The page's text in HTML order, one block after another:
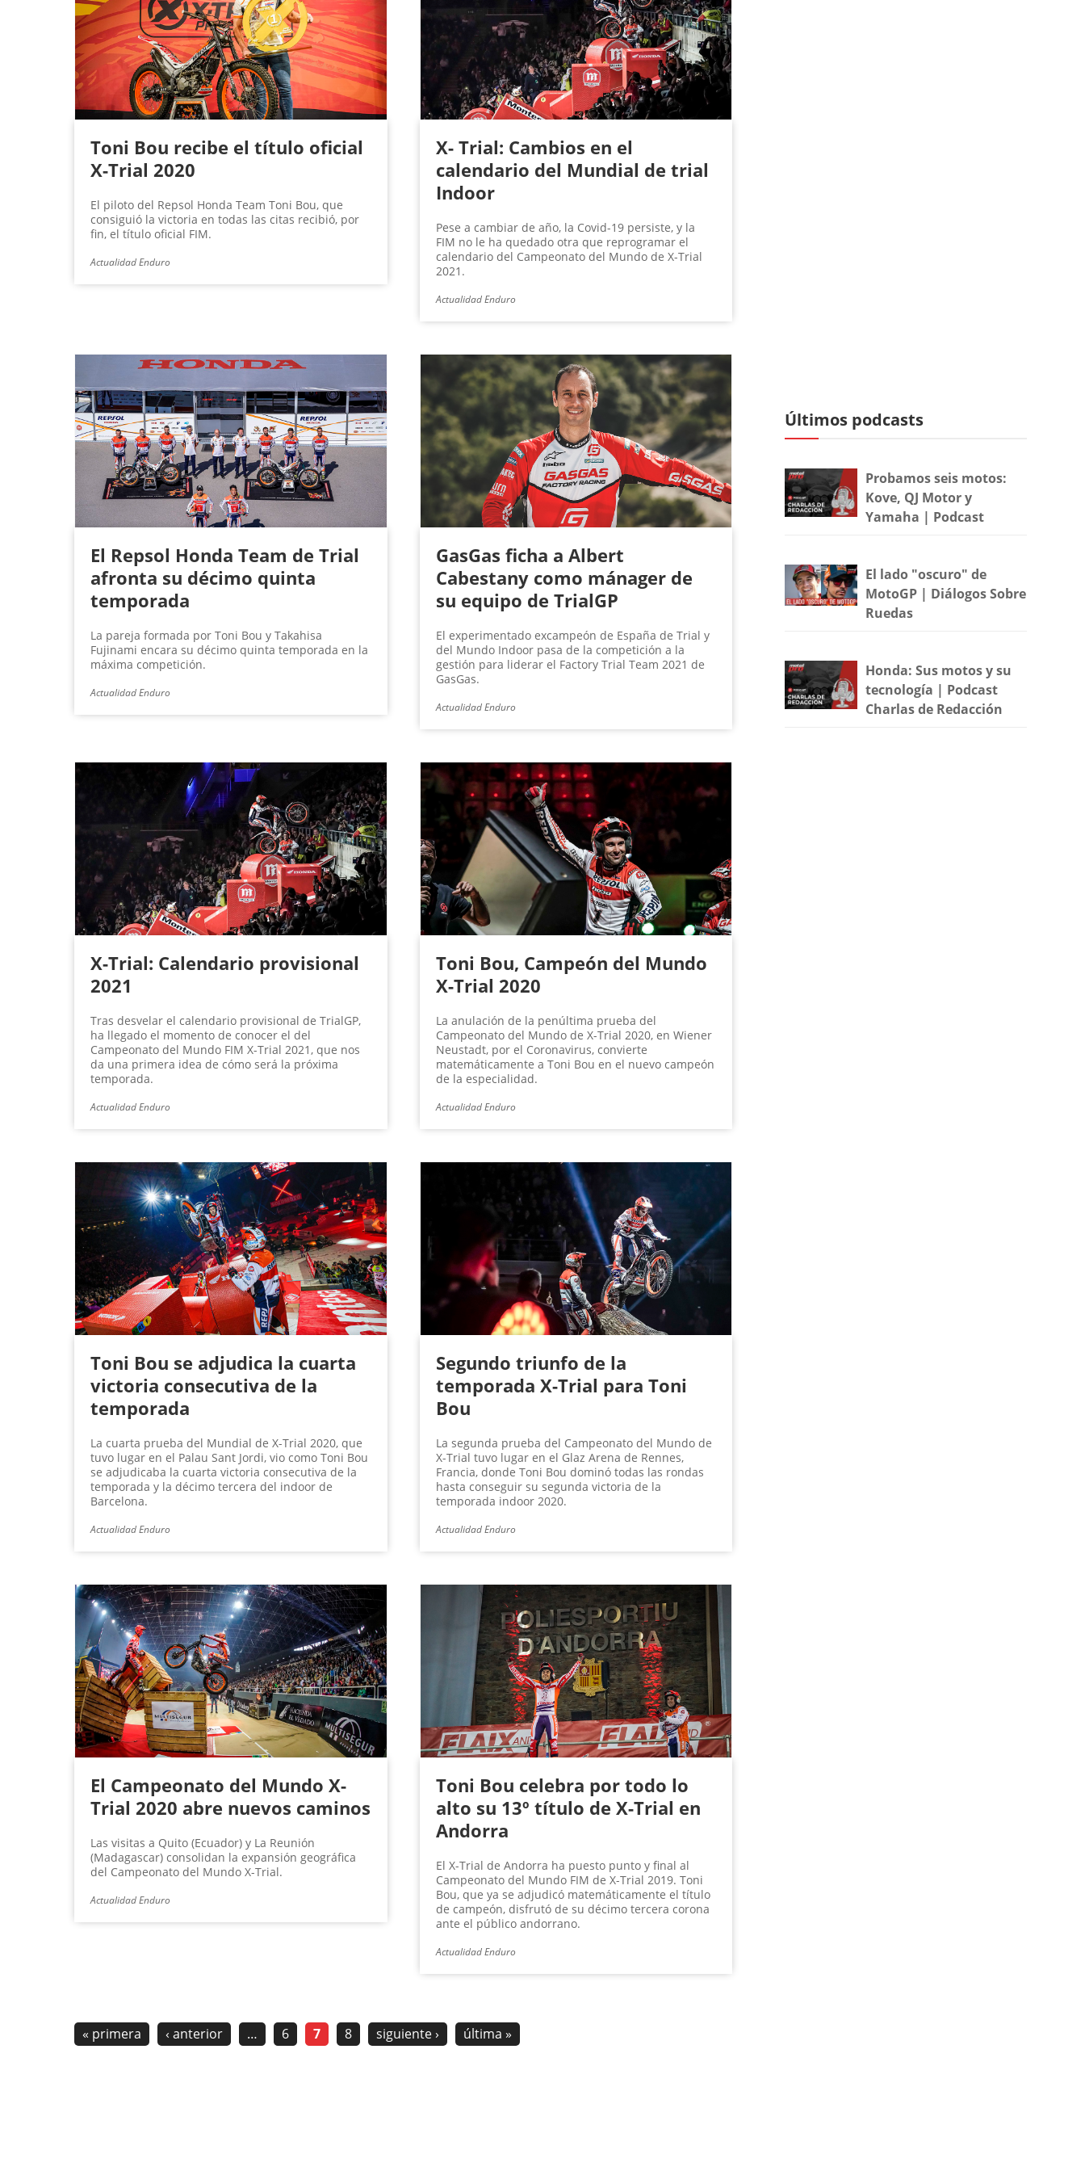
Toni Bou recibe el título oficial
X-Trial 2020
El piloto del Repsol Honda Team Toni Bou, que
consiguió la victoria en todas las citas recibió, por
fin, el título oficial FIM.
Actualidad Enduro
X- Trial: Cambios en el
calendario del Mundial de trial
Indoor
Pese a cambiar de año, la Covid-19 persiste, y la
FIM no le ha quedado otra que reprogramar el
calendario del Campeonato del Mundo de X-Trial
2021.
Actualidad Enduro
El Repsol Honda Team de Trial
afronta su décimo quinta
temporada
La pareja formada por Toni Bou y Takahisa
Fujinami encara su décimo quinta temporada en la
máxima competición.
Actualidad Enduro
GasGas ficha a Albert
Cabestany como mánager de
su equipo de TrialGP
El experimentado excampeón de España de Trial y
del Mundo Indoor pasa de la competición a la
gestión para liderar el Factory Trial Team 2021 de
GasGas.
Actualidad Enduro
X-Trial: Calendario provisional
2021
Tras desvelar el calendario provisional de TrialGP,
ha llegado el momento de conocer el del
Campeonato del Mundo FIM X-Trial 2021, que nos
da una primera idea de cómo será la próxima
temporada.
Actualidad Enduro
Toni Bou, Campeón del Mundo
X-Trial 2020
La anulación de la penúltima prueba del
Campeonato del Mundo de X-Trial 2020, en Wiener
Neustadt, por el Coronavirus, convierte
matemáticamente a Toni Bou en el nuevo campeón
de la especialidad.
Actualidad Enduro
Toni Bou se adjudica la cuarta
victoria consecutiva de la
temporada
La cuarta prueba del Mundial de X-Trial 2020, que
tuvo lugar en el Palau Sant Jordi, vio como Toni Bou
se adjudicaba la cuarta victoria consecutiva de la
temporada y la décimo tercera del indoor de
Barcelona.
Actualidad Enduro
Segundo triunfo de la
temporada X-Trial para Toni
Bou
La segunda prueba del Campeonato del Mundo de
X-Trial tuvo lugar en el Glaz Arena de Rennes,
Francia, donde Toni Bou dominó todas las rondas
hasta conseguir su segunda victoria de la
temporada indoor 2020.
Actualidad Enduro
El Campeonato del Mundo X-
Trial 2020 abre nuevos caminos
Las visitas a Quito (Ecuador) y La Reunión
(Madagascar) consolidan la expansión geográfica
del Campeonato del Mundo X-Trial.
Actualidad Enduro
Toni Bou celebra por todo lo
alto su 13º título de X-Trial en
Andorra
El X-Trial de Andorra ha puesto punto y final al
Campeonato del Mundo FIM de X-Trial 2019. Toni
Bou, que ya se adjudicó matemáticamente el título
de campeón, disfrutó de su décimo tercera corona
ante el público andorrano.
Actualidad Enduro
« primera ‹ anterior … 6 7 8 siguiente › última »
Últimos podcasts
Probamos seis motos:
Kove, QJ Motor y
Yamaha | Podcast
El lado "oscuro" de
MotoGP | Diálogos Sobre
Ruedas
Honda: Sus motos y su
tecnología | Podcast
Charlas de Redacción